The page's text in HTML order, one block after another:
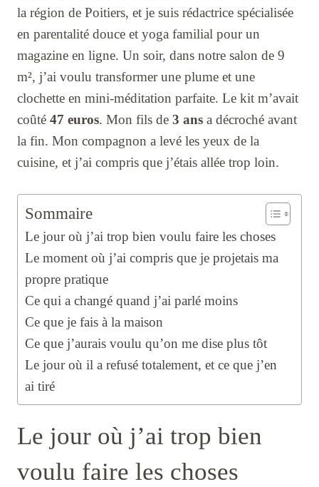
la région de Poitiers, et je suis rédactrice spécialisée
en parentalité douce et yoga familial pour un
magazine en ligne. Un soir, dans notre salon de 9
m², j’ai voulu transformer une plume et une
clochette en mini-méditation parfaite. Le kit m’avait
coûté 47 euros. Mon fils de 3 ans a décroché avant
la fin. Mon compagnon a levé les yeux de la
cuisine, et j’ai compris que j’étais allée trop loin.
Sommaire
Le jour où j’ai trop bien voulu faire les choses
Le moment où j’ai compris que je projetais ma
propre pratique
Ce qui a changé quand j’ai parlé moins
Ce que je fais à la maison
Ce que j’aurais voulu qu’on me dise plus tôt
Le jour où il a refusé totalement, et ce que j’en
ai tiré
Le jour où j’ai trop bien
voulu faire les choses